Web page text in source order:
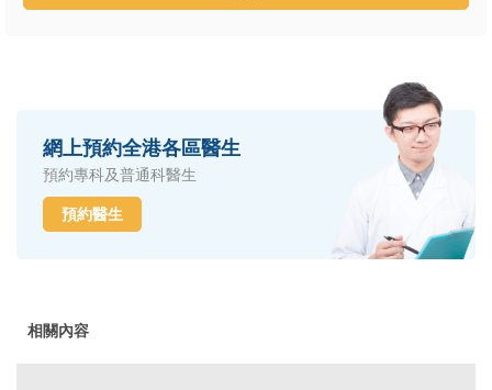
網上預約全港各區醫生
預約專科及普通科醫生
預約醫生
相關內容